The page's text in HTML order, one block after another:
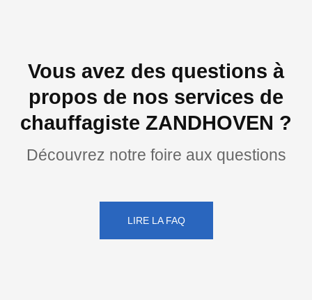
Vous avez des questions à
propos de nos services de
chauffagiste ZANDHOVEN ?
Découvrez notre foire aux questions
LIRE LA FAQ